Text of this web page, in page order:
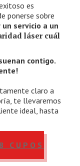
láser cuál
es
ponerse sobre
servicio a un
contigo.
claro a
te llevaremos
ideal, hasta
CUPOS